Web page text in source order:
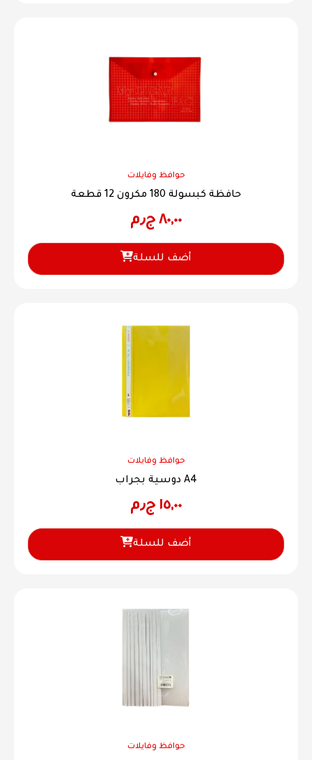
حوافظ وفايلات
حافظة كبسولة 180 مكرون 12 قطعة
٨٠,٠٠ ج٫م
أضف للسلة
حوافظ وفايلات
دوسية بجراب A4
١٥,٠٠ ج٫م
أضف للسلة
حوافظ وفايلات